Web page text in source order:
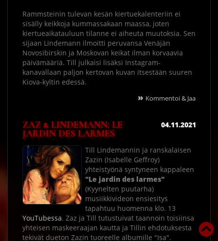
Rammsteinin tulevan kesän kiertuekalenteriin ei
sisälly keikkoja kummassakaan maassa, joten
kiertueaikatauluun tilanne ei aiheuta muutoksia. Sen
sijaan Lindemann ilmoitti peruvansa Venäjän
Novosibirskin ja Moskovan keikat ilman korvaavia
päivämääriä. Till julkaisi lisäksi Instagram-
kanavallaan paljon kertovan kuvan itsestään suuren
Kiova-kyltin edessä.
» Kommentoi & Jaa
ZAZ & LINDEMANN: LE
JARDIN DES LARMES
04.11.2021
Till Lindemannin ja ranskalaisen
Zazin (Isabelle Geffroy)
yhteistyönä syntyneen kappaleen
"Le jardin des larmes"
(Kyynelten puutarha)
musiikkivideon ensiesitys
tapahtuu huomenna klo. 13
YouTubessa. Zaz ja Till tutustuivat taannoin toisiinsa
yhteisen maskeeraajan kautta ja Tillin ehdotuksesta
tekivät dueton Zazin tuoreelle albumille "Isa".